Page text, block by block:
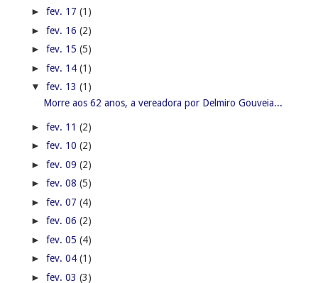
► fev. 17 (1)
► fev. 16 (2)
► fev. 15 (5)
► fev. 14 (1)
▼ fev. 13 (1)
Morre aos 62 anos, a vereadora por Delmiro Gouveia...
► fev. 11 (2)
► fev. 10 (2)
► fev. 09 (2)
► fev. 08 (5)
► fev. 07 (4)
► fev. 06 (2)
► fev. 05 (4)
► fev. 04 (1)
► fev. 03 (3)